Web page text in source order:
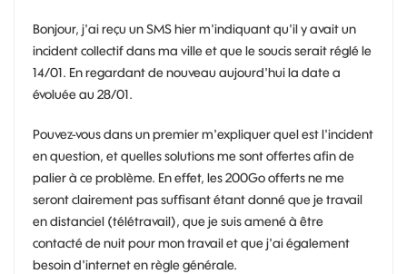
Bonjour, j'ai reçu un SMS hier m'indiquant qu'il y avait un
incident collectif dans ma ville et que le soucis serait réglé le
14/01. En regardant de nouveau aujourd'hui la date a
évoluée au 28/01.
Pouvez-vous dans un premier m'expliquer quel est l'incident
en question, et quelles solutions me sont offertes afin de
palier à ce problème. En effet, les 200Go offerts ne me
seront clairement pas suffisant étant donné que je travail
en distanciel (télétravail), que je suis amené à être
contacté de nuit pour mon travail et que j'ai également
besoin d'internet en règle générale.